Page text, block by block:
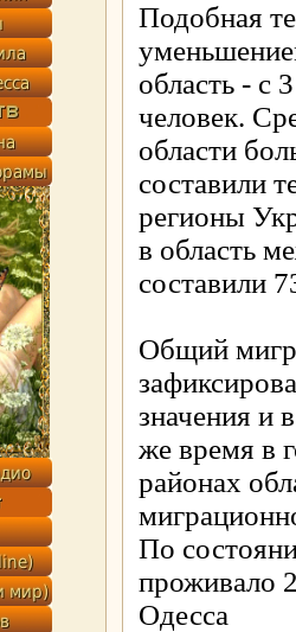
Подобная
область - с
человек.
области
составили
регионы
в область
составили
Общий
значения и
же время в
районах
По
проживало
Одесса